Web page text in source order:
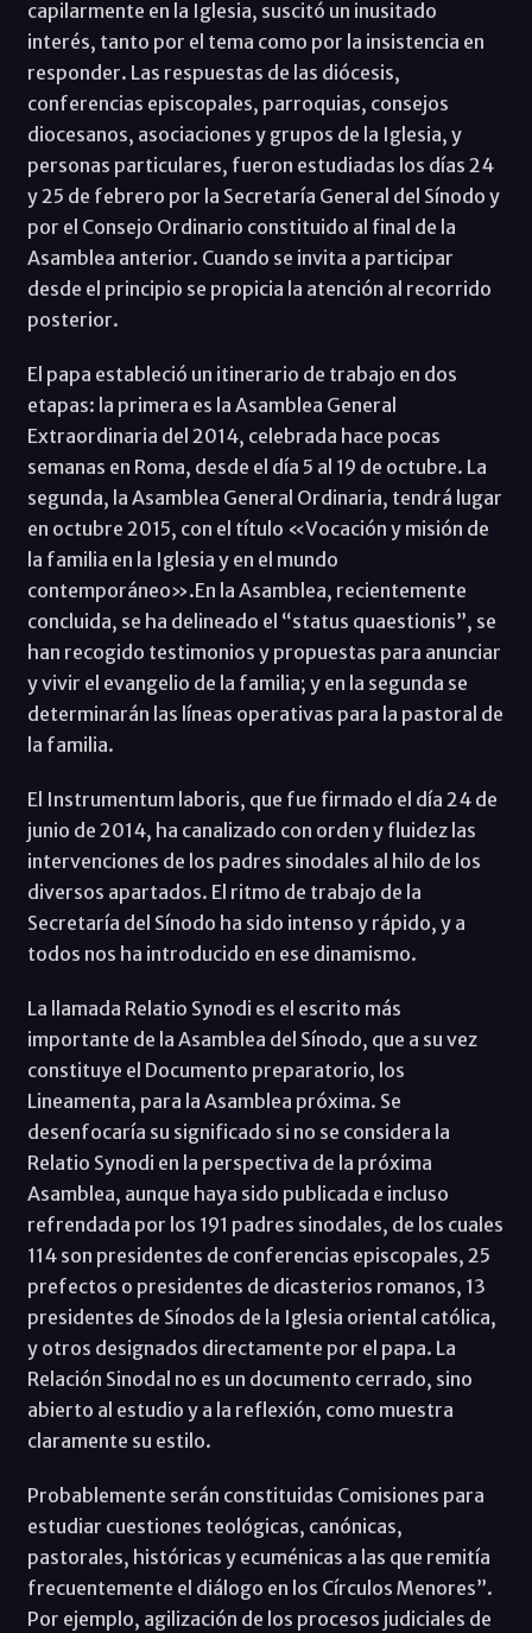
capilarmente en la Iglesia, suscitó un inusitado
interés, tanto por el tema como por la insistencia en
responder. Las respuestas de las diócesis,
conferencias episcopales, parroquias, consejos
diocesanos, asociaciones y grupos de la Iglesia, y
personas particulares, fueron estudiadas los días 24
y 25 de febrero por la Secretaría General del Sínodo y
por el Consejo Ordinario constituido al final de la
Asamblea anterior. Cuando se invita a participar
desde el principio se propicia la atención al recorrido
posterior.
El papa estableció un itinerario de trabajo en dos
etapas: la primera es la Asamblea General
Extraordinaria del 2014, celebrada hace pocas
semanas en Roma, desde el día 5 al 19 de octubre. La
segunda, la Asamblea General Ordinaria, tendrá lugar
en octubre 2015, con el título «Vocación y misión de
la familia en la Iglesia y en el mundo
contemporáneo».En la Asamblea, recientemente
concluida, se ha delineado el “status quaestionis”, se
han recogido testimonios y propuestas para anunciar
y vivir el evangelio de la familia; y en la segunda se
determinarán las líneas operativas para la pastoral de
la familia.
El Instrumentum laboris, que fue firmado el día 24 de
junio de 2014, ha canalizado con orden y fluidez las
intervenciones de los padres sinodales al hilo de los
diversos apartados. El ritmo de trabajo de la
Secretaría del Sínodo ha sido intenso y rápido, y a
todos nos ha introducido en ese dinamismo.
La llamada Relatio Synodi es el escrito más
importante de la Asamblea del Sínodo, que a su vez
constituye el Documento preparatorio, los
Lineamenta, para la Asamblea próxima. Se
desenfocaría su significado si no se considera la
Relatio Synodi en la perspectiva de la próxima
Asamblea, aunque haya sido publicada e incluso
refrendada por los 191 padres sinodales, de los cuales
114 son presidentes de conferencias episcopales, 25
prefectos o presidentes de dicasterios romanos, 13
presidentes de Sínodos de la Iglesia oriental católica,
y otros designados directamente por el papa. La
Relación Sinodal no es un documento cerrado, sino
abierto al estudio y a la reflexión, como muestra
claramente su estilo.
Probablemente serán constituidas Comisiones para
estudiar cuestiones teológicas, canónicas,
pastorales, históricas y ecuménicas a las que remitía
frecuentemente el diálogo en los Círculos Menores”.
Por ejemplo, agilización de los procesos judiciales de